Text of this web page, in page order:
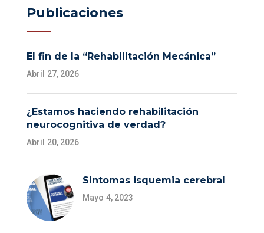
Publicaciones
El fin de la “Rehabilitación Mecánica”
Abril 27, 2026
¿Estamos haciendo rehabilitación
neurocognitiva de verdad?
Abril 20, 2026
Sintomas isquemia cerebral
Mayo 4, 2023